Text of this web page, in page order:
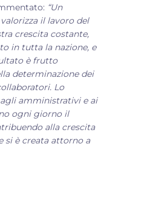
“Un
il lavoro del
crescita costante,
in tutta la nazione, e
è frutto
determinazione dei
Lo
amministrativi e ai
ogni giorno il
alla crescita
si è creata attorno a